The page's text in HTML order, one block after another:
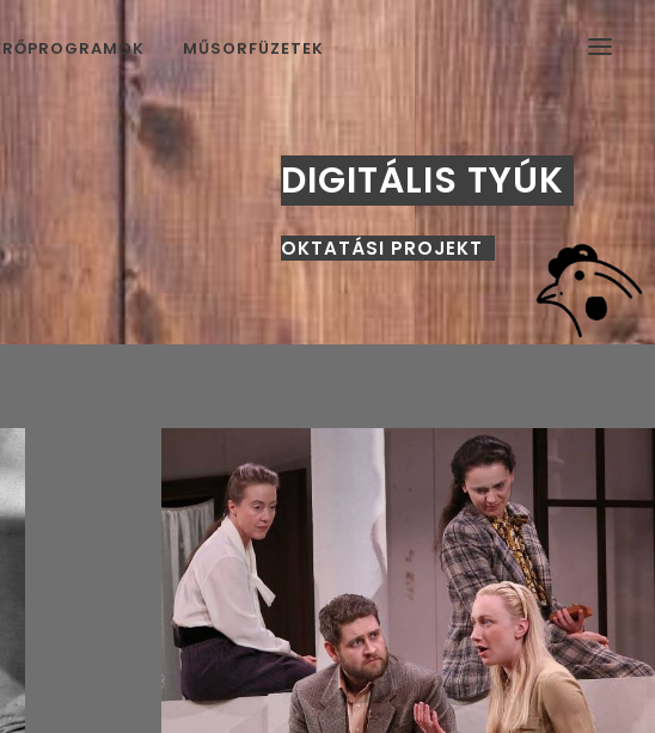
MŰSORFÜZETEK
DIGITÁLIS TYÚK
OKTATÁSI PROJEKT